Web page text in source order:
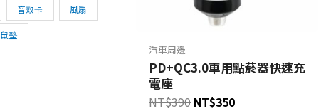
音效卡 風扇
鼠墊
汽車周邊
PD+QC3.0車用點菸器快速充
電座
NT$390 NT$350